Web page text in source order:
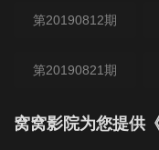
第20190812期
第20190821期
第20190902期
窝窝影院为您提供